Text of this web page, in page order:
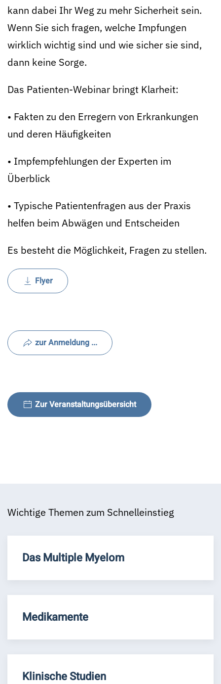
kann dabei Ihr Weg zu mehr Sicherheit sein.
Wenn Sie sich fragen, welche Impfungen
wirklich wichtig sind und wie sicher sie sind,
dann keine Sorge.
Das Patienten-Webinar bringt Klarheit:
• Fakten zu den Erregern von Erkrankungen
und deren Häufigkeiten
• Impfempfehlungen der Experten im
Überblick
• Typische Patientenfragen aus der Praxis
helfen beim Abwägen und Entscheiden
Es besteht die Möglichkeit, Fragen zu stellen.
Flyer
zur Anmeldung ...
Zur Veranstaltungsübersicht
Wichtige Themen zum Schnelleinstieg
Das Multiple Myelom
Medikamente
Klinische Studien